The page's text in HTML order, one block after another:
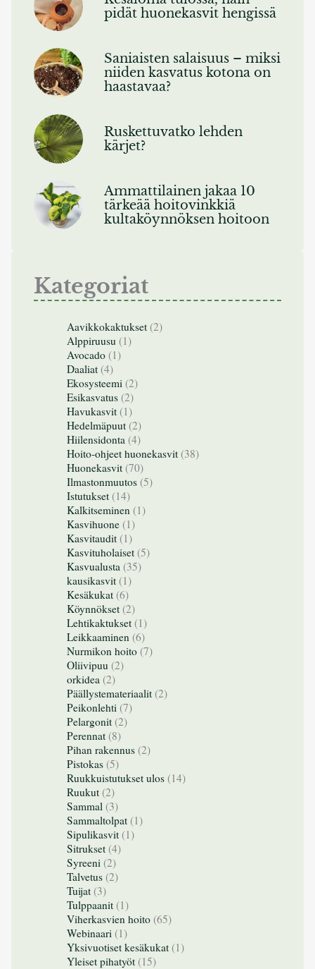
pidät huonekasvit hengissä
Saniaisten salaisuus – miksi
niiden kasvatus kotona on
haastavaa?
Ruskettuvatko lehden
kärjet?
Ammattilainen jakaa 10
tärkeää hoitovinkkiä
kultaköynnöksen hoitoon
Kategoriat
Aavikkokaktukset(2)
Alppiruusu (1)
Avocado(1)
Daaliat(4)
Ekosysteemi (2)
Esikasvatus(2)
Havukasvit(1)
Hedelmäpuut(2)
Hiilensidonta (4)
Hoito-ohjeet huonekasvit(38)
Huonekasvit(70)
Ilmastonmuutos(5)
Istutukset(14)
Kalkitseminen (1)
Kasvihuone(1)
Kasvitaudit(1)
Kasvituholaiset(5)
Kasvualusta (35)
kausikasvit(1)
Kesäkukat(6)
Köynnökset(2)
Lehtikaktukset(1)
Leikkaaminen (6)
Nurmikon hoito(7)
Oliivipuu (2)
orkidea (2)
Päällystemateriaalit(2)
Peikonlehti (7)
Pelargonit(2)
Perennat(8)
Pihan rakennus(2)
Pistokas(5)
Ruukkuistutukset ulos(14)
Ruukut(2)
Sammal (3)
Sammaltolpat(1)
Sipulikasvit(1)
Sitrukset(4)
Syreeni (2)
Talvetus(2)
Tuijat(3)
Tulppaanit(1)
Viherkasvien hoito(65)
Webinaari (1)
Yksivuotiset kesäkukat(1)
Yleiset pihatyöt(15)